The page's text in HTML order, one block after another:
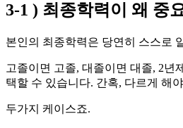
3-1 ) 최종학력이 왜 중
본인의 최종학력은 당연히 스스로
고졸이면 고졸, 대졸이면 대졸, 2년
택할 수 있습니다. ​간혹, 다르게 해
​두가지 케이스죠.​